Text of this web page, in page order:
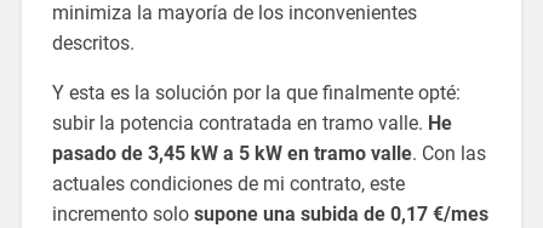
minimiza la mayoría de los inconvenientes
descritos.
Y esta es la solución por la que finalmente opté:
subir la potencia contratada en tramo valle. He
pasado de 3,45 kW a 5 kW en tramo valle. Con las
actuales condiciones de mi contrato, este
incremento solo supone una subida de 0,17 €/mes